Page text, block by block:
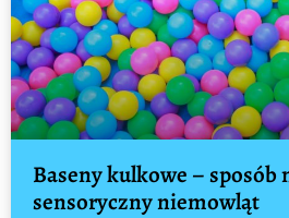
Baseny kulkowe – sposób
sensoryczny niemowląt